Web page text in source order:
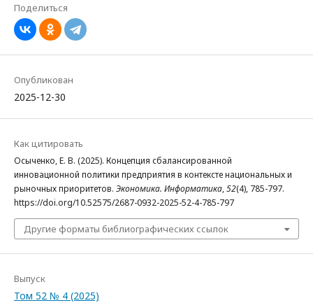
Поделиться
Опубликован
2025-12-30
Как цитировать
Осыченко, Е. В. (2025). Концепция сбалансированной
инновационной политики предприятия в контексте национальных и
рыночных приоритетов. Экономика. Информатика,52(4), 785-797.
https://doi.org/10.52575/2687-0932-2025-52-4-785-797
Другие форматы библиографических ссылок
Выпуск
Том 52 № 4 (2025)